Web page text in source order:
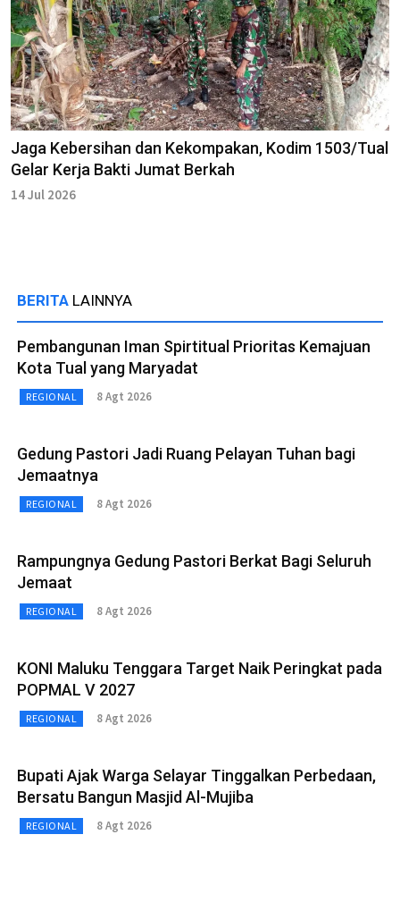
Jaga Kebersihan dan Kekompakan, Kodim 1503/Tual
Gelar Kerja Bakti Jumat Berkah
14 Jul 2026
BERITA LAINNYA
Pembangunan Iman Spirtitual Prioritas Kemajuan
Kota Tual yang Maryadat
REGIONAL 8 Agt 2026
Gedung Pastori Jadi Ruang Pelayan Tuhan bagi
Jemaatnya
REGIONAL 8 Agt 2026
Rampungnya Gedung Pastori Berkat Bagi Seluruh
Jemaat
REGIONAL 8 Agt 2026
KONI Maluku Tenggara Target Naik Peringkat pada
POPMAL V 2027
REGIONAL 8 Agt 2026
Bupati Ajak Warga Selayar Tinggalkan Perbedaan,
Bersatu Bangun Masjid Al-Mujiba
REGIONAL 8 Agt 2026